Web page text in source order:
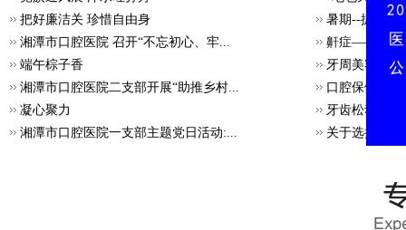
把好廉洁关 珍惜自由身
湘潭市口腔医院 召开“不忘初心、牢...
端午棕子香
湘潭市口腔医院二支部开展“助推乡村...
凝心聚力
湘潭市口腔医院一支部主题党日活动:...
暑期--抓住孩
鼾症——健康
牙周美容有哪
口腔保健关系
牙齿松动怎么
关于选择正